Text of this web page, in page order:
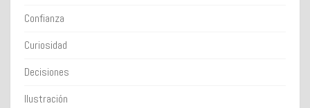
Confianza
Curiosidad
Decisiones
Ilustración